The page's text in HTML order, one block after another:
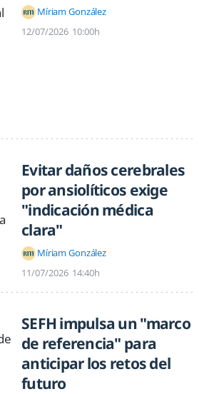
Míriam González
12/07/2026 10:00h
Evitar daños cerebrales
por ansiolíticos exige
"indicación médica
clara"
Míriam González
11/07/2026 14:40h
SEFH impulsa un "marco
de referencia" para
anticipar los retos del
futuro